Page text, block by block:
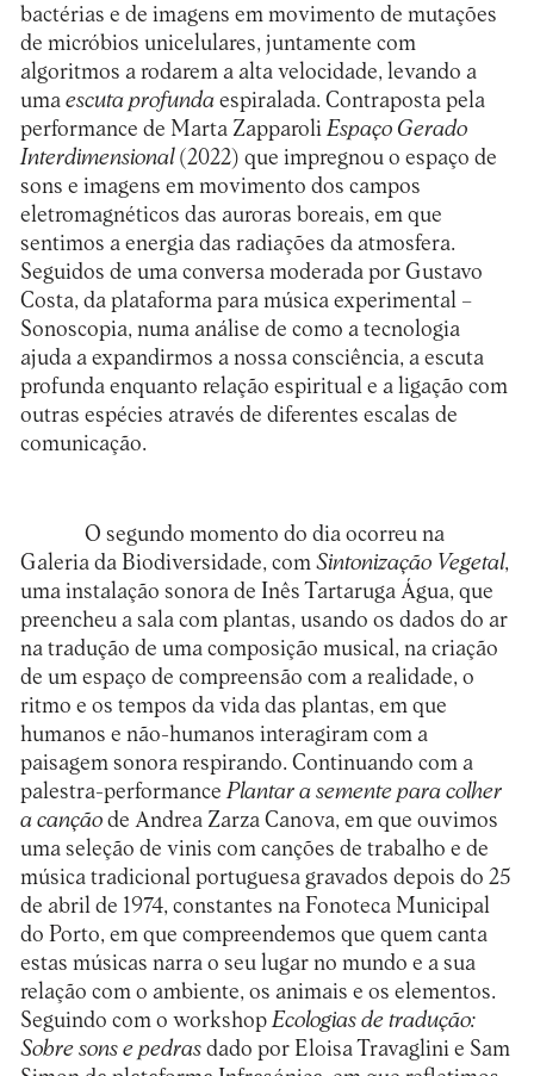
bactérias e de imagens em movimento de mutações
de micróbios unicelulares, juntamente com
algoritmos a rodarem a alta velocidade, levando a
uma escuta profundaespiralada. Contraposta pela
performance de Marta ZapparoliEspaço Gerado
Interdimensional(2022) que impregnou o espaço de
sons e imagens em movimento dos campos
eletromagnéticos das auroras boreais, em que
sentimos a energia das radiações da atmosfera.
Seguidos de uma conversa moderada por Gustavo
Costa, da plataforma para música experimental –
Sonoscopia, numa análise de como a tecnologia
ajuda a expandirmos a nossa consciência, a escuta
profunda enquanto relação espiritual e a ligação com
outras espécies através de diferentes escalas de
comunicação.
O segundo momento do dia ocorreu na
Galeria da Biodiversidade, com Sintonização Vegetal,
uma instalação sonora de Inês Tartaruga Água, que
preencheu a sala com plantas, usando os dados do ar
na tradução de uma composição musical, na criação
de um espaço de compreensão com a realidade, o
ritmo e os tempos da vida das plantas, em que
humanos e não-humanos interagiram com a
paisagem sonora respirando. Continuando com a
palestra-performancePlantar a semente para colher
a cançãode Andrea Zarza Canova, em que ouvimos
uma seleção de vinis com canções de trabalho e de
música tradicional portuguesa gravados depois do 25
de abril de 1974, constantes na Fonoteca Municipal
do Porto, em que compreendemos que quem canta
estas músicas narra o seu lugar no mundo e a sua
relação com o ambiente, os animais e os elementos.
Seguindo com o workshopEcologias de tradução:
Sobre sons e pedrasdado por Eloisa Travaglini e Sam